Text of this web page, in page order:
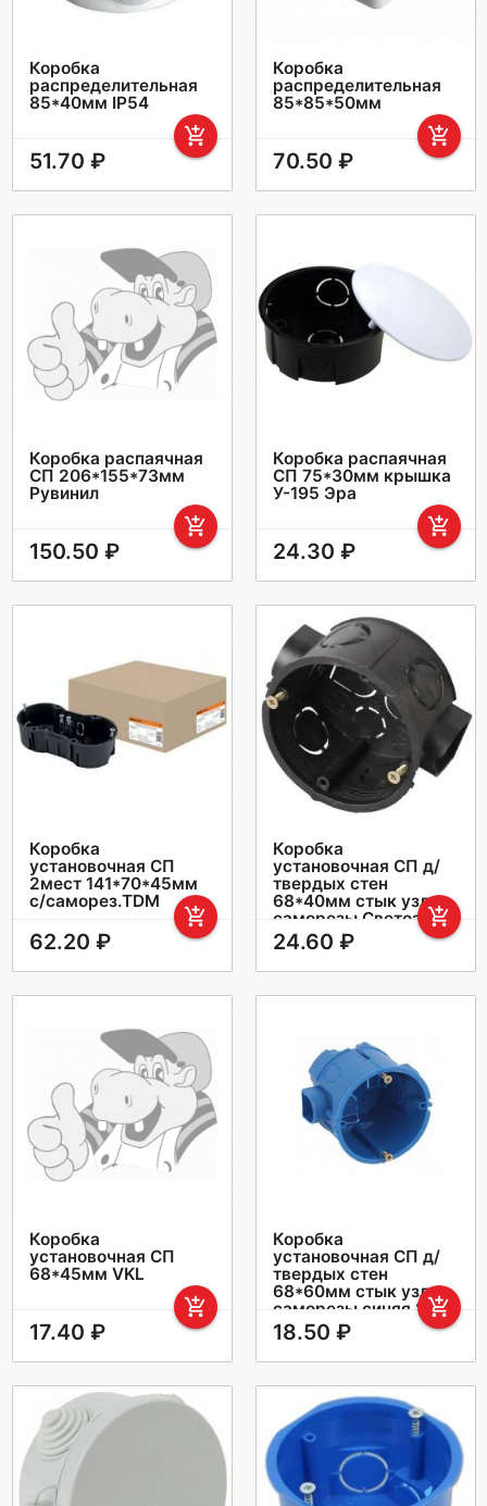
Коробка
распределительная
85*40мм IP54
add_shopping_cart
51.70 ₽
Коробка
распределительная
85*85*50мм
add_shopping_cart
70.50 ₽
Коробка распаячная
СП 206*155*73мм
Рувинил
add_shopping_cart
150.50 ₽
Коробка распаячная
СП 75*30мм крышка
У-195 Эра
add_shopping_cart
24.30 ₽
Коробка
установочная СП
2мест 141*70*45мм
с/саморез.TDM
add_shopping_cart
62.20 ₽
Коробка
установочная СП д/
твердых стен
68*40мм стык узлы
саморезы Светозарadd_shopping_cart
24.60 ₽
Коробка
установочная СП
68*45мм VKL
add_shopping_cart
17.40 ₽
Коробка
установочная СП д/
твердых стен
68*60мм стык узлы
саморезы синяя Эра
Б0039187
add_shopping_cart
18.50 ₽